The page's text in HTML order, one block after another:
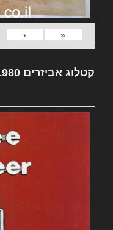
«
‹
קטלוג אביזרים Jeep 1980